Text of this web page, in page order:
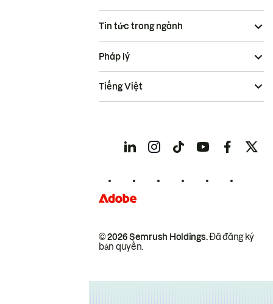
Tin tức trong ngành
© 2026 Semrush Holdings.Đã đăng ký
bản quyền.
Pháp lý
Tiếng Việt